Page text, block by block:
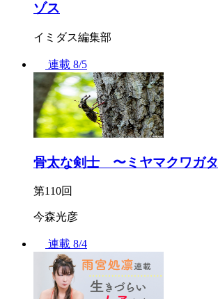
ゾス
イミダス編集部
連載 8/5
骨太な剣士 〜ミヤマクワガタ
第110回
今森光彦
連載 8/4